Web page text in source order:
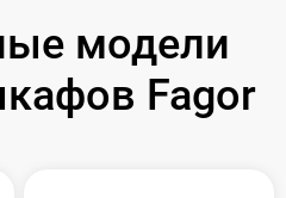
модели
Fagor